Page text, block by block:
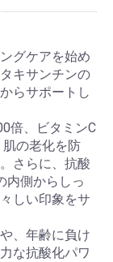
グケアを始め
キサンチンの
らサポートし
倍、ビタミンC
の老化を防
さらに、抗酸
内側からしっ
しい印象をサ
、年齢に負け
な抗酸化パワ